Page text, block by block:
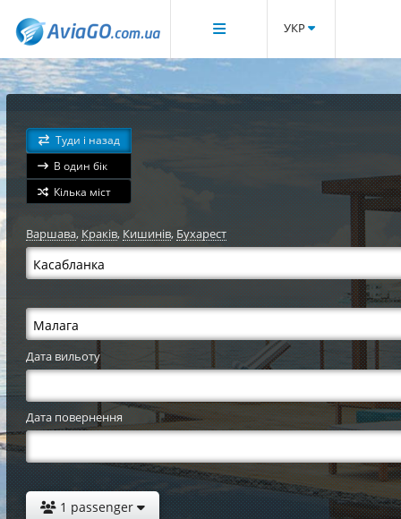
УКР
Туди і назад
В один бік
Кілька міст
Варшава,Краків,Кишинів,Бухарест
Дата вильоту
Дата повернення
1 passenger